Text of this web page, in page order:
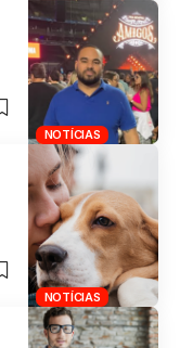
NOTÍCIAS
NOTÍCIAS